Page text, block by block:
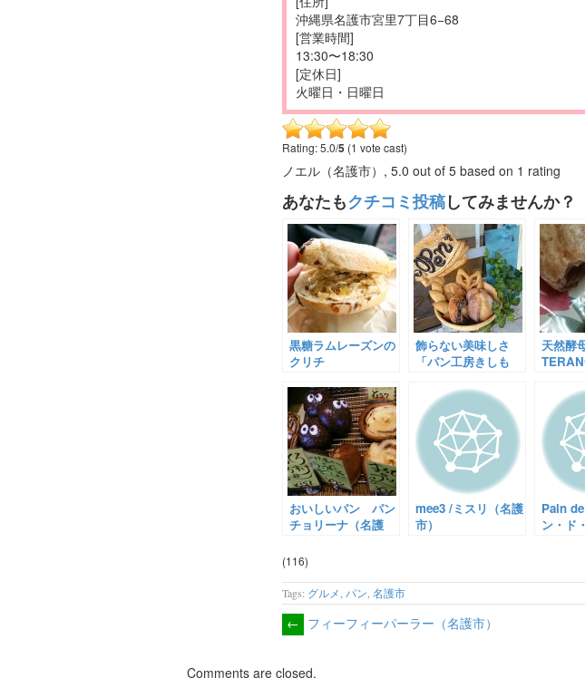
沖縄県名護市宮里7丁目6−68
[営業時間]
13:30〜18:30
[定休日]
火曜日・日曜日
Rating: 5.0/5 (1 vote cast)
ノエル（名護市） , 5.0 out of 5 based on 1 rating
あなたもクチコミ投稿してみませんか？
黒糖ラムレーズンの
クリチ
市）
飾らない美味しさ
「パン工房きしも
天然酵
おいしいパン パン
チョリーナ（名護
mee3 /ミスリ（名護
市）
Pain
ン・ド
(116)
Tags: グルメ パン 名護市
← フィーフィーパーラー（名護市）
Comments are closed.